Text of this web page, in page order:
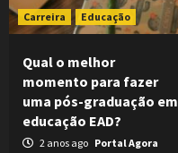
Carreira Educação
Qual o melhor
momento para fazer
uma pós-graduação em
educação EAD?
2 anos ago Portal Agora